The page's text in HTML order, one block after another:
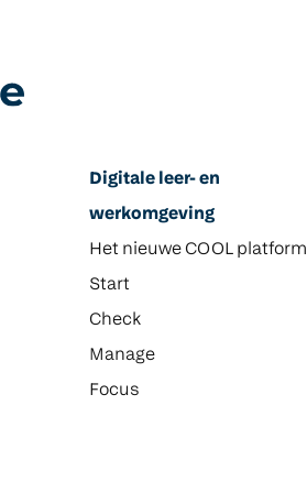
Digitale leer- en
werkomgeving
Het nieuwe COOL platform
Start
Check
Manage
Focus